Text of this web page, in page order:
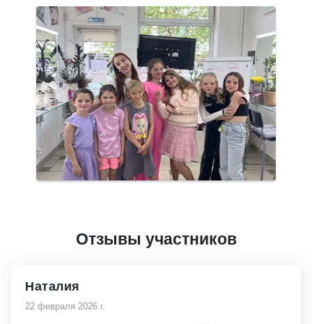
Отзывы участников
Наталия
22 февраля 2026 г.